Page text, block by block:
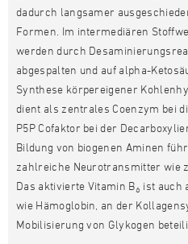
dadurch langsamer
Formen. Im intermediären
werden durch
abgespalten und auf alpha-
Synthese körpereigener
dient als zentrales Coenzym bei
P5P Cofaktor bei der
Bildung von biogenen Aminen
zahlreiche Neurotransmitter wie
Das aktivierte Vitamin B6 ist auch
wie Hämoglobin, an der
Mobilisierung von Glykogen